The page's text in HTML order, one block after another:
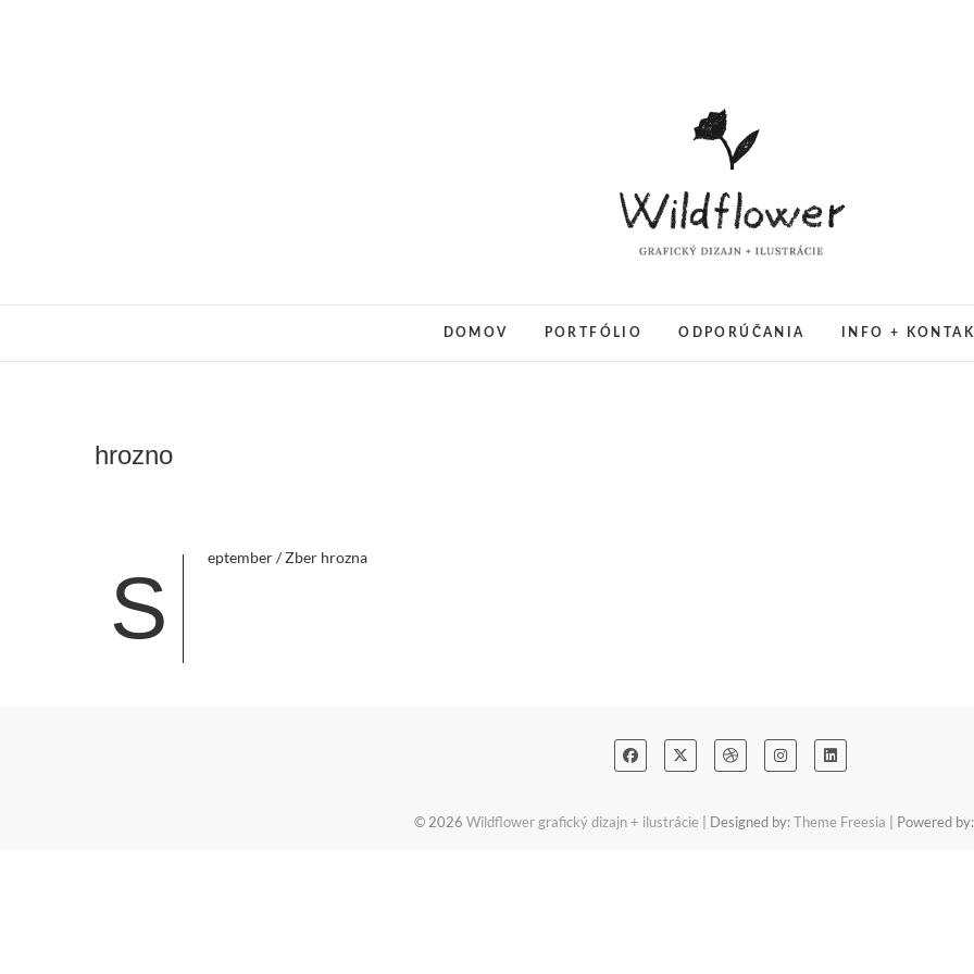
Wildflower grafický
DOMOV PORTFÓLIO ODPORÚČANIA INFO +
hrozno
S
eptember / Zber hrozna
© 2026 Wildflower grafický dizajn + ilustrácie | Designed by:Theme Freesia | Powered by: